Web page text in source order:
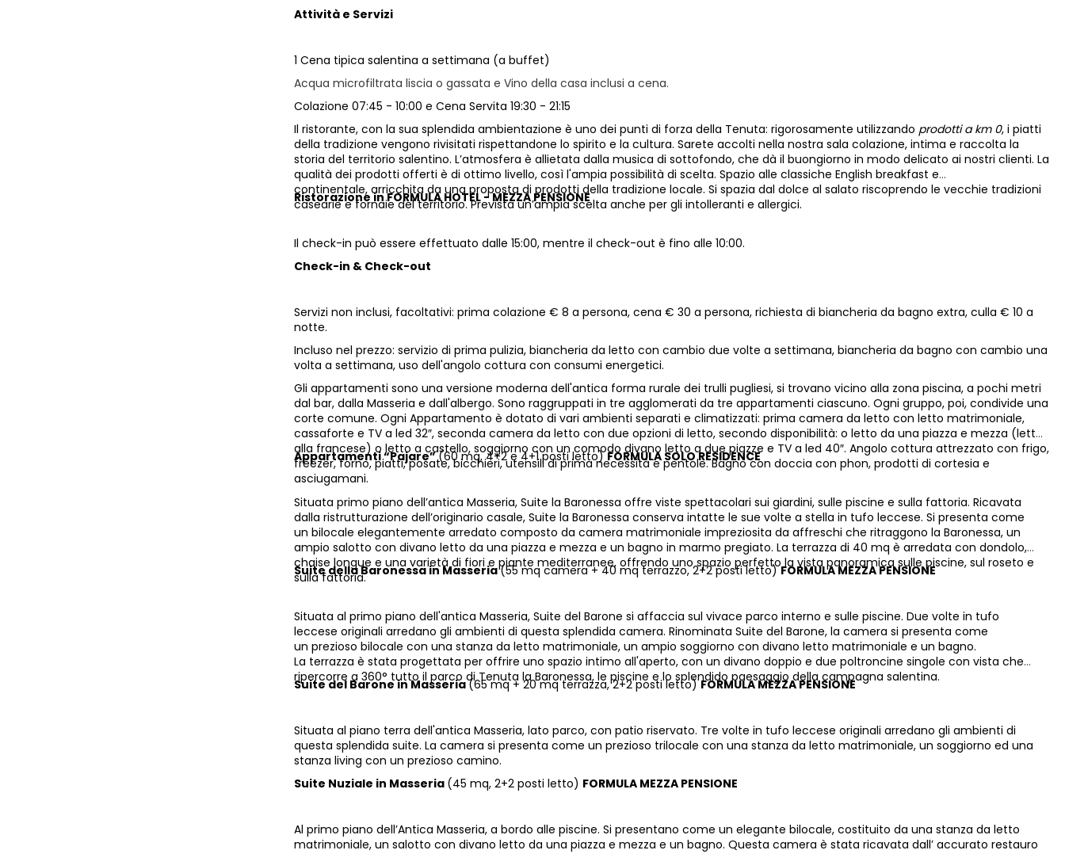
Al primo piano dell’Antica Masseria, a bordo alle piscine. Si presentano come un elegante bilocale, costituito da una stanza da letto
matrimoniale, un salotto con divano letto da una piazza e mezza e un bagno. Questa camera è stata ricavata dall’ accurato restauro
Suite Nuziale in Masseria (45 mq, 2+2 posti letto) FORMULA MEZZA PENSIONE
Situata al piano terra dell'antica Masseria, lato parco, con patio riservato. Tre volte in tufo leccese originali arredano gli ambienti di
questa splendida suite. La camera si presenta come un prezioso trilocale con una stanza da letto matrimoniale, un soggiorno ed una
stanza living con un prezioso camino.
Suite del Barone in Masseria(65 mq + 20 mq terrazza, 2+2 posti letto)FORMULA MEZZA PENSIONE
Situata al primo piano dell'antica Masseria, Suite del Barone si affaccia sul vivace parco interno e sulle piscine. Due volte in tufo
leccese originali arredano gli ambienti di questa splendida camera. Rinominata Suite del Barone, la camera si presenta come
un prezioso bilocale con una stanza da letto matrimoniale, un ampio soggiorno con divano letto matrimoniale e un bagno.
La terrazza è stata progettata per offrire uno spazio intimo all'aperto, con un divano doppio e due poltroncine singole con vista che
ripercorre a 360° tutto il parco di Tenuta la Baronessa, le piscine e lo splendido paesaggio della campagna salentina.
Suite della Baronessa in Masseria(55 mq camera + 40 mq terrazzo, 2+2 posti letto)FORMULA MEZZA PENSIONE
Situata primo piano dell’antica Masseria, Suite la Baronessa offre viste spettacolari sui giardini, sulle piscine e sulla fattoria. Ricavata
dalla ristrutturazione dell’originario casale, Suite la Baronessa conserva intatte le sue volte a stella in tufo leccese. Si presenta come
un bilocale elegantemente arredato composto da camera matrimoniale impreziosita da affreschi che ritraggono la Baronessa, un
ampio salotto con divano letto da una piazza e mezza e un bagno in marmo pregiato. La terrazza di 40 mq è arredata con dondolo,
chaise longue e una varietà di fiori e piante mediterranee, offrendo uno spazio perfetto la vista panoramica sulle piscine, sul roseto e
sulla fattoria.
Appartamenti “Pajare”(60 mq, 4+2 e 4+1 posti letto)FORMULA SOLO RESIDENCE
Gli appartamenti sono una versione moderna dell'antica forma rurale dei trulli pugliesi, si trovano vicino alla zona piscina, a pochi metri
dal bar, dalla Masseria e dall'albergo. Sono raggruppati in tre agglomerati da tre appartamenti ciascuno. Ogni gruppo, poi, condivide una
corte comune. Ogni Appartamento è dotato di vari ambienti separati e climatizzati: prima camera da letto con letto matrimoniale,
cassaforte e TV a led 32″, seconda camera da letto con due opzioni di letto, secondo disponibilità: o letto da una piazza e mezza (letto
alla francese) o letto a castello, soggiorno con un comodo divano letto a due piazze e TV a led 40″. Angolo cottura attrezzato con frigo,
freezer, forno, piatti, posate, bicchieri, utensili di prima necessità e pentole. Bagno con doccia con phon, prodotti di cortesia e
asciugamani.
Incluso nel prezzo: servizio di prima pulizia, biancheria da letto con cambio due volte a settimana, biancheria da bagno con cambio una
volta a settimana, uso dell'angolo cottura con consumi energetici.
Servizi non inclusi, facoltativi: prima colazione € 8 a persona, cena € 30 a persona, richiesta di biancheria da bagno extra, culla € 10 a
notte.
Check-in & Check-out
Il check-in può essere effettuato dalle 15:00, mentre il check-out è fino alle 10:00.
Ristorazione in FORMULA HOTEL - MEZZA PENSIONE
Il ristorante, con la sua splendida ambientazione è uno dei punti di forza della Tenuta: rigorosamente utilizzando prodotti a km 0, i piatti
della tradizione vengono rivisitati rispettandone lo spirito e la cultura. Sarete accolti nella nostra sala colazione, intima e raccolta la
storia del territorio salentino. L’atmosfera è allietata dalla musica di sottofondo, che dà il buongiorno in modo delicato ai nostri clienti. La
qualità dei prodotti offerti è di ottimo livello, così l'ampia possibilità di scelta. Spazio alle classiche English breakfast e
continentale, arricchita da una proposta di prodotti della tradizione locale. Si spazia dal dolce al salato riscoprendo le vecchie tradizioni
casearie e fornaie del territorio. Prevista un’ampia scelta anche per gli intolleranti e allergici.
Colazione 07:45 - 10:00 e Cena Servita 19:30 - 21:15
Acqua microfiltrata liscia o gassata e Vino della casa inclusi a cena.
1 Cena tipica salentina a settimana (a buffet)
Attività e Servizi